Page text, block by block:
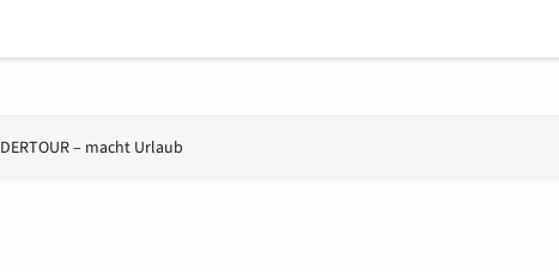
DERTOUR – macht Urlaub